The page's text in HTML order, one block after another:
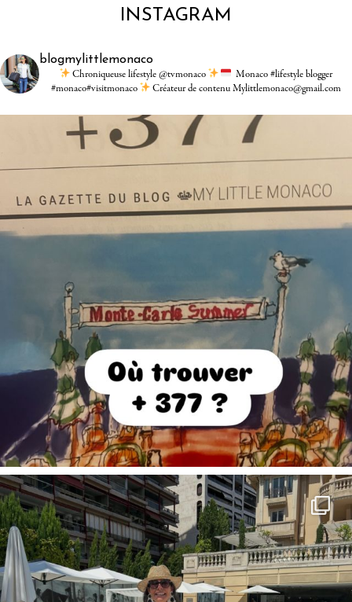
INSTAGRAM
blogmylittlemonaco
Chroniqueuse lifestyle @tvmonaco
Monaco #lifestyle blogger
#monaco#visitmonaco
Créateur de contenu Mylittlemonaco@gmail.com